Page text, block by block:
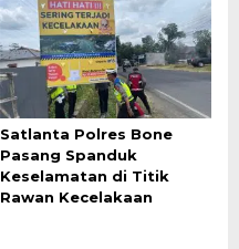
Satlanta Polres Bone
Pasang Spanduk
Keselamatan di Titik
Rawan Kecelakaan